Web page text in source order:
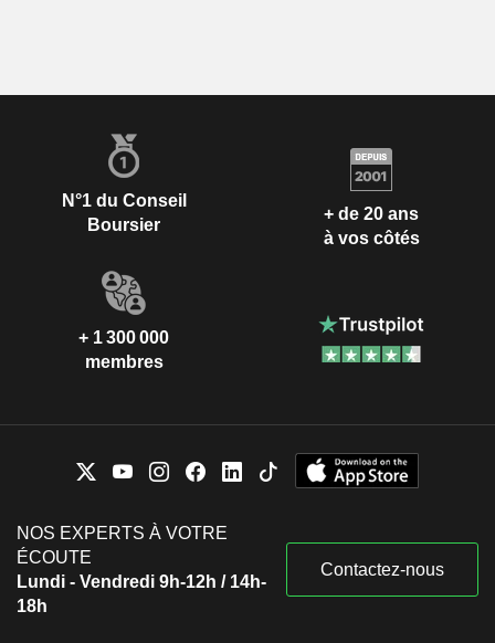
N°1 du Conseil
Boursier
+ de 20 ans
à vos côtés
+ 1 300 000
membres
NOS EXPERTS À VOTRE
ÉCOUTE
Lundi - Vendredi 9h-12h / 14h-
18h
Contactez-nous